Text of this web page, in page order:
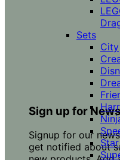
Sign up for
Signup for our
get notified about
Sets
City